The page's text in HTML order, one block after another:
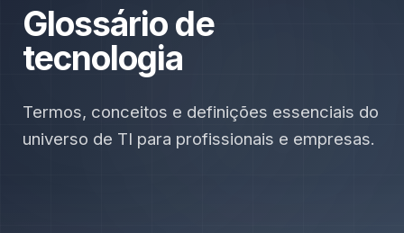
Glossário de
tecnologia
Termos, conceitos e definições essenciais do
universo de TI para profissionais e empresas.